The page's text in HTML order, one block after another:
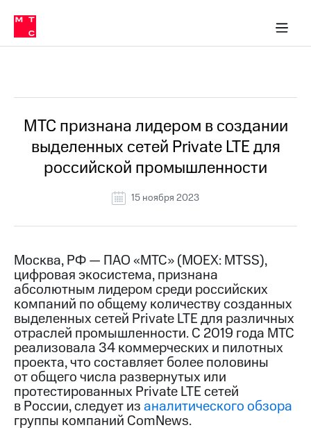
Медиа-центр
и акционерам
Устойчивое развитие
Комплаенс и деловая этика
компании
Карьера
История
компании
Руководство
информация
Контакты
Медиа-центр
Пресс-
релизы
МТС
о технологиях
Достижения
Интервью
Финансовая
в МТС
Пресс-
релизы
МТС
о технологиях
МТС признана лидером в создании
выделенных сетей Private LTE для
российской промышленности
15 ноября 2023
Москва, РФ — ПАО «МТС» (MOEX: MTSS),
цифровая экосистема, признана
абсолютным лидером среди российских
компаний по общему количеству созданных
выделенных сетей Private LTE для различных
отраслей промышленности. С 2019 года МТС
реализовала 34 коммерческих и пилотных
проекта, что составляет более половины
от общего числа развернутых или
протестированных Private LTE сетей
в России, следует из аналитического обзора
группы компаний ComNews.